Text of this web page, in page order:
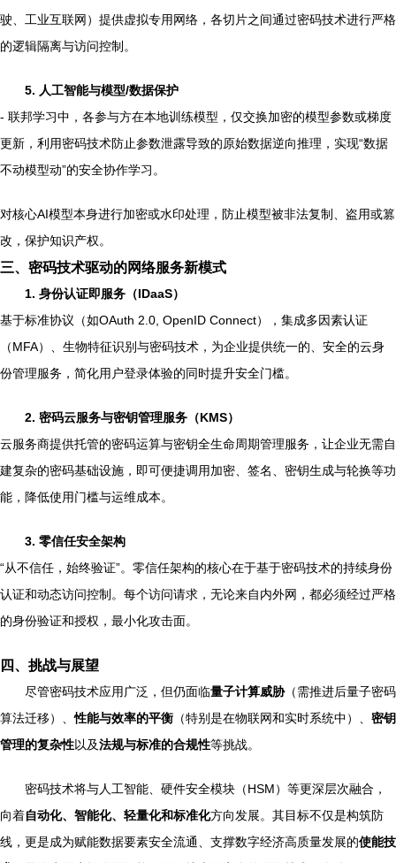
驶、工业互联网）提供虚拟专用网络，各切片之间通过密码技术进行严格
的逻辑隔离与访问控制。
5. 人工智能与模型/数据保护
- 联邦学习中，各参与方在本地训练模型，仅交换加密的模型参数或梯度
更新，利用密码技术防止参数泄露导致的原始数据逆向推理，实现“数据
不动模型动”的安全协作学习。
对核心AI模型本身进行加密或水印处理，防止模型被非法复制、盗用或篡
改，保护知识产权。
三、密码技术驱动的网络服务新模式
1. 身份认证即服务（IDaaS）
基于标准协议（如OAuth 2.0, OpenID Connect），集成多因素认证
（MFA）、生物特征识别与密码技术，为企业提供统一的、安全的云身
份管理服务，简化用户登录体验的同时提升安全门槛。
2. 密码云服务与密钥管理服务（KMS）
云服务商提供托管的密码运算与密钥全生命周期管理服务，让企业无需自
建复杂的密码基础设施，即可便捷调用加密、签名、密钥生成与轮换等功
能，降低使用门槛与运维成本。
3. 零信任安全架构
“从不信任，始终验证”。零信任架构的核心在于基于密码技术的持续身份
认证和动态访问控制。每个访问请求，无论来自内外网，都必须经过严格
的身份验证和授权，最小化攻击面。
四、挑战与展望
尽管密码技术应用广泛，但仍面临量子计算威胁（需推进后量子密码
算法迁移）、性能与效率的平衡 （特别是在物联网和实时系统中）、 密钥
管理的复杂性以及法规与标准的合规性等挑战。
密码技术将与人工智能、硬件安全模块（HSM）等更深层次融合，
向着自动化、智能化、轻量化和标准化方向发展。其目标不仅是构筑防
线，更是成为赋能数据要素安全流通、支撑数字经济高质量发展的使能技